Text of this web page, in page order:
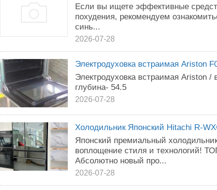
Если вы ищете эффективные
похудения, рекомендуем
синь...
2026-07-28
Электродуховка встраимая Ariston
Электродуховка встраимая Ariston
глубина- 54.5
2026-07-28
Холодильник Японский Hitachi R-
Японский премиальный
воплощение стиля и технологий!
Абсолютно новый про...
2026-07-28